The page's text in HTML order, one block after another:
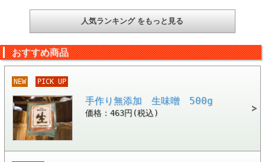
人気ランキング をもっと見る
おすすめ商品
NEW PICK UP
手作り無添加 生味噌 500g
価格：463円(税込)